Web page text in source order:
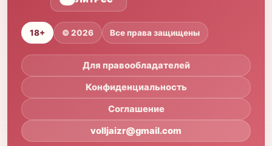
18+ © 2026 Все права защищены
Для правообладателей
Конфиденциальность
Соглашение
volljaizr@gmail.com